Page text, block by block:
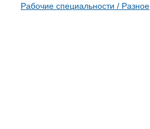
Рабочие специальности / Разное